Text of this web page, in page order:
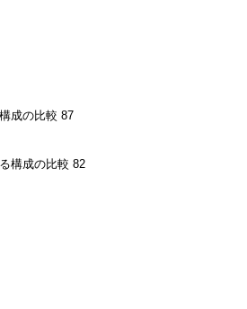
成の比較 87
構成の比較 82